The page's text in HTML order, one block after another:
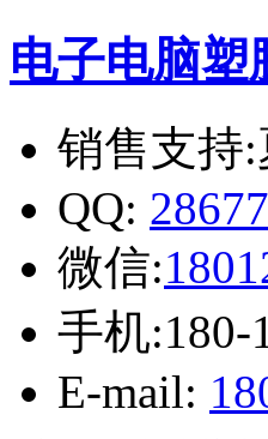
电子电脑塑
销售支持:
QQ:
微信:
手机:180-
E-mail: